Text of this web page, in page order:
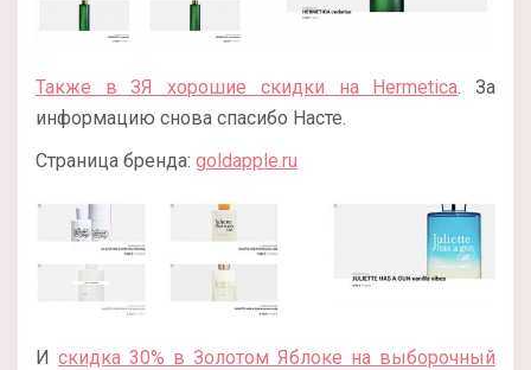
Также в ЗЯ хорошие скидки на Hermetica. За
информацию снова спасибо Насте.
Страница бренда: goldapple.ru
И скидка 30% в Золотом Яблоке на выборочный